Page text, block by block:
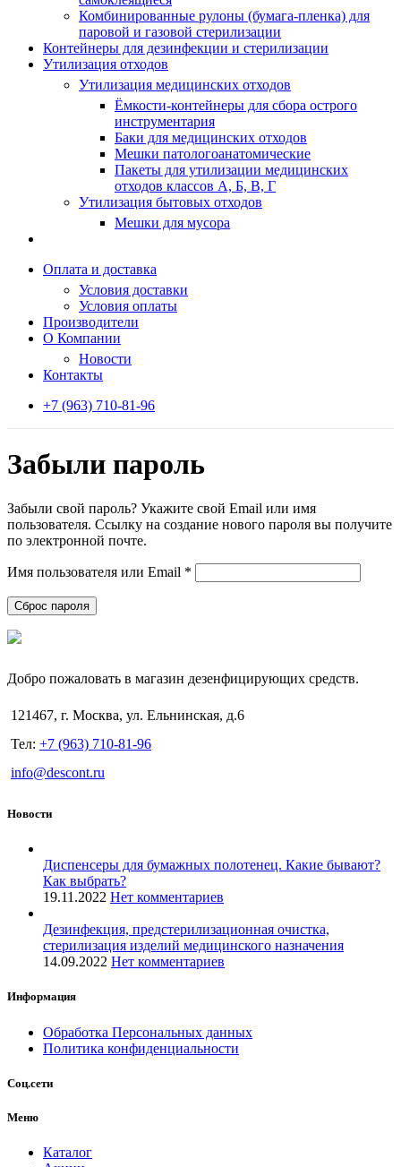
Комбинированные рулоны (бумага-пленка) для
паровой и газовой стерилизации
Контейнеры для дезинфекции и стерилизации
Утилизация отходов
Утилизация медицинских отходов
Ёмкости-контейнеры для сбора острого
инструментария
Баки для медицинских отходов
Мешки патологоанатомические
Пакеты для утилизации медицинских
отходов классов А, Б, В, Г
Утилизация бытовых отходов
Мешки для мусора
Оплата и доставка
Условия доставки
Условия оплаты
Производители
О Компании
Новости
Контакты
+7 (963) 710-81-96
Забыли пароль
Забыли свой пароль? Укажите свой Email или имя
пользователя. Ссылку на создание нового пароля вы получите
по электронной почте.
Имя пользователя или Email *
Сброс пароля
Добро пожаловать в магазин дезенфицирующих средств.
121467, г. Москва, ул. Ельнинская, д.6
Тел: +7 (963) 710-81-96
info@descont.ru
Новости
Диспенсеры для бумажных полотенец. Какие бывают?
Как выбрать?
19.11.2022 Нет комментариев
Дезинфекция, предстерилизационная очистка,
стерилизация изделий медицинского назначения
14.09.2022 Нет комментариев
Информация
Обработка Персональных данных
Политика конфиденциальности
Соц.сети
Меню
Каталог